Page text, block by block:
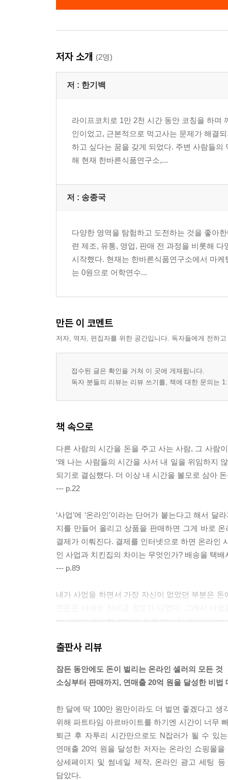
저자 소개 (2명)
저 : 한기백
라이프코치로 1만 2천 시간 동안 코칭을 하며
인이었고, 근본적으로 먹고사는 문제가 해결
하고 싶다는 꿈을 갖게 되었다. 주변 사람들
해 현재 한바른식품연구소,...
저 : 송종국
다양한 영역을 탐험하고 도전하는 것을 좋아
련 제조, 유통, 영업, 판매 전 과정을 비롯해 다
시작했다. 현재는 한바른식품연구소에서 마케
는 0원으로 어학연수...
만든 이 코멘트
저자, 역자, 편집자를 위한 공간입니다. 독자들에게 전하
접수된 글은 확인을 거쳐 이 곳에 게재됩니다.
독자 분들의 리뷰는 리뷰 쓰기를, 책에 대한 문의는
책 속으로
다른 사람의 시간을 돈을 주고 사는 사람, 그 사람
‘왜 나는 사람들의 시간을 사서 내 일을 위임하지
되기로 결심했다. 더 이상 내 시간을 볼모로 삼아
--- p.22
‘사업’에 ‘온라인’이라는 단어가 붙는다고 해서
지를 만들어 올리고 상품을 판매하면 그게 바로
결제가 이뤄진다. 결제를 인터넷으로 하면 온라인
인 사업과 치킨집의 차이는 무엇인가? 배송을 택
--- p.89
내가 사업을 하면서 가장 자신이 없었던 부분은
는 사업이 미숙할 것이고, 처음부터 잘 돌아가지
--- pp.132-133
특히 광고를 통해 우리 브랜드를 방문한 손님의 ‘
매 상품, 리뷰, Q&A 등)를 전부 갖췄다면 네이버
을 받는 데 필요한 총비용과 기간을 계산해 만약
--- p.201
사람들이 섣부르게 창업에 손을 대는 이유는 ‘돈’
고 싶은 간절함이 나쁜 것은 아니다. 간절한 마음
출판사 리뷰
잠든 동안에도 돈이 벌리는 온라인 셀러의 모든 것
소싱부터 판매까지, 연매출 20억 원을 달성한 비법
한 달에 딱 100만 원만이라도 더 벌면 좋겠다고 생
위해 파트타임 아르바이트를 하기엔 시간이 너무
퇴근 후 자투리 시간만으로도 N잡러가 될 수 있
연매출 20억 원을 달성한 저자는 온라인 쇼핑몰
상세페이지 및 썸네일 제작, 온라인 광고 세팅
담았다.